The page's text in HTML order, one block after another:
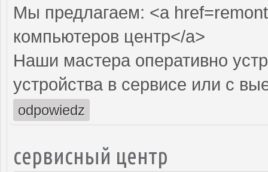
Мы предлагаем: <a
компьютеров центр</a>
Наши мастера оперативно
устройства в сервисе или с
odpowiedz
сервисный центр